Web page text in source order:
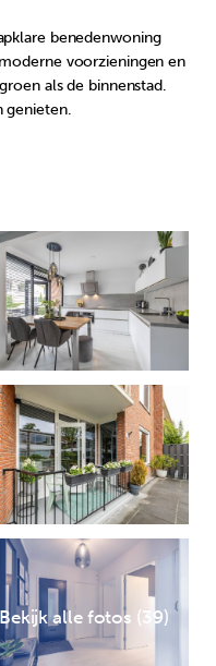
benedenwoning
voorzieningen en
als de binnenstad.
genieten.
Bekijk alle fotos (39)